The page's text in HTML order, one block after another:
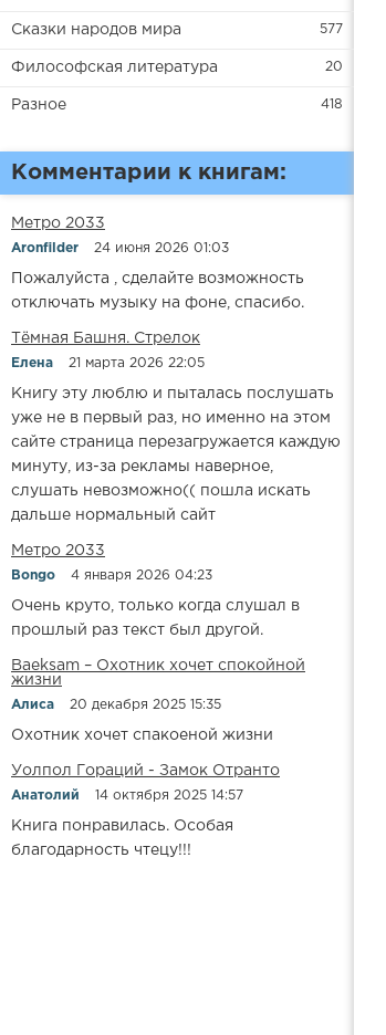
Сказки народов мира 577
Философская литература 20
Разное 418
Комментарии к книгам:
Метро 2033
Aronfilder 24 июня 2026 01:03
Пожалуйста , сделайте возможность
отключать музыку на фоне, спасибо.
​​Тёмная Башня. Стрелок
Елена 21 марта 2026 22:05
Книгу эту люблю и пыталась послушать
уже не в первый раз, но именно на этом
сайте страница перезагружается каждую
минуту, из-за рекламы наверное,
слушать невозможно(( пошла искать
дальше нормальный сайт
Метро 2033
Bongo 4 января 2026 04:23
Очень круто, только когда слушал в
прошлый раз текст был другой.
Baeksam – Охотник хочет спокойной
жизни
Алиса 20 декабря 2025 15:35
Охотник хочет спакоеной жизни
Уолпол Гораций - Замок Отранто
Анатолий 14 октября 2025 14:57
Книга понравилась. Особая
благодарность чтецу!!!